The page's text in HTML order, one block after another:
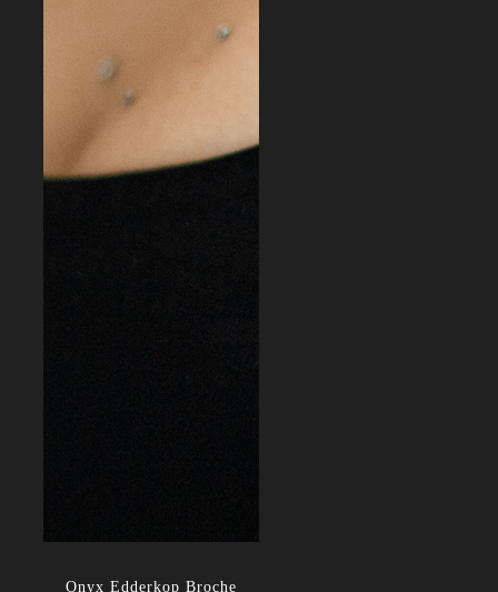
Onyx Edderkop Broche